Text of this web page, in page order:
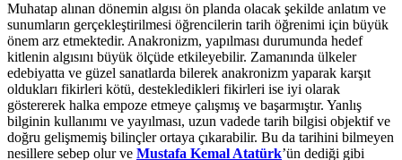
Muhatap alınan dönemin algısı ön planda olacak şekilde anlatım ve
sunumların gerçekleştirilmesi öğrencilerin tarih öğrenimi için büyük
önem arz etmektedir. Anakronizm, yapılması durumunda hedef
kitlenin algısını büyük ölçüde etkileyebilir. Zamanında ülkeler
edebiyatta ve güzel sanatlarda bilerek anakronizm yaparak karşıt
oldukları fikirleri kötü, destekledikleri fikirleri ise iyi olarak
göstererek halka empoze etmeye çalışmış ve başarmıştır. Yanlış
bilginin kullanımı ve yayılması, uzun vadede tarih bilgisi objektif ve
doğru gelişmemiş bilinçler ortaya çıkarabilir. Bu da tarihini bilmeyen
nesillere sebep olur ve Mustafa Kemal Atatürk’ün dediği gibi